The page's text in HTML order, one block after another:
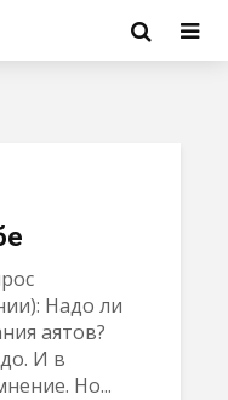
Надо ли
аятов?
И в
Но...